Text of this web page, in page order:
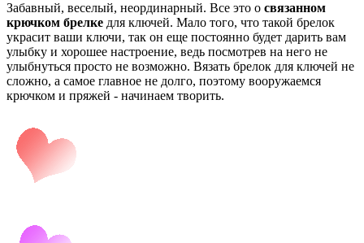
Забавный, веселый, неординарный. Все это о связанном
крючком брелке для ключей. Мало того, что такой брелок
украсит ваши ключи, так он еще постоянно будет дарить вам
улыбку и хорошее настроение, ведь посмотрев на него не
улыбнуться просто не возможно. Вязать брелок для ключей не
сложно, а самое главное не долго, поэтому вооружаемся
крючком и пряжей - начинаем творить.